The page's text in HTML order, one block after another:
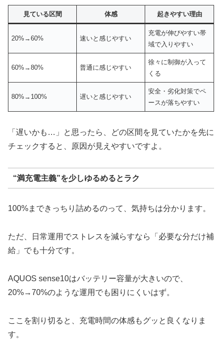
見ている区間 体感 起きやすい理由
20%→60% 速いと感じやすい
充電が伸びやすい帯
域で入りやすい
60%→80% 普通に感じやすい
徐々に制御が入って
くる
80%→100% 遅いと感じやすい
安全・劣化対策でペ
ースが落ちやすい
「遅いかも…」と思ったら、どの区間を見ていたかを先に
チェックすると、原因が見えやすいですよ。
“満充電主義”を少しゆるめるとラク
100%まできっちり詰めるのって、気持ちは分かります。
ただ、日常運用でストレスを減らすなら「必要な分だけ補
給」でも十分です。
AQUOS sense10はバッテリー容量が大きいので、
20%→70%のような運用でも困りにくいはず。
ここを割り切ると、充電時間の体感もグッと良くなりま
す。